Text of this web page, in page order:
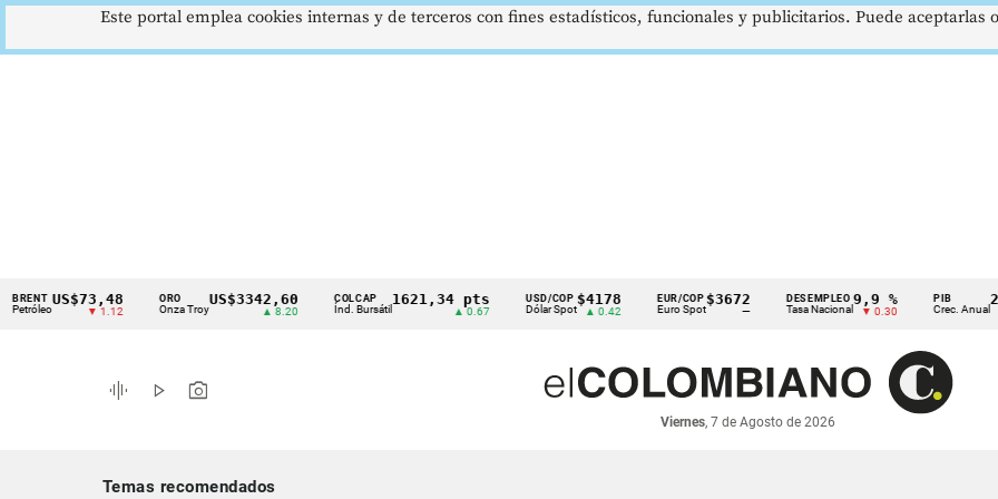
Cintillo
indicadores
económicos
US$73,48
▼ 1.12
ORO
Onza Troy
US$3342,60 COLCAP
Índ. Bursátil
1621,34 pts USD/COP
Dólar Spot
$4178
▲ 0.42
EUR/COP
Euro Spot
$3672
—
DESEMPLEO
Tasa Nacional
9,9 %
▼ 0.30
PIB
Crec. Anual
2,8 %
▲ 0.10
graphic_eq play_arrow photo_camera
Viernes, 7 de Agosto de 2026
Temas recomendados
Este portal emplea cookies internas y de terceros con fines estadísticos, funcionales y publicitarios. Puede aceptarlas